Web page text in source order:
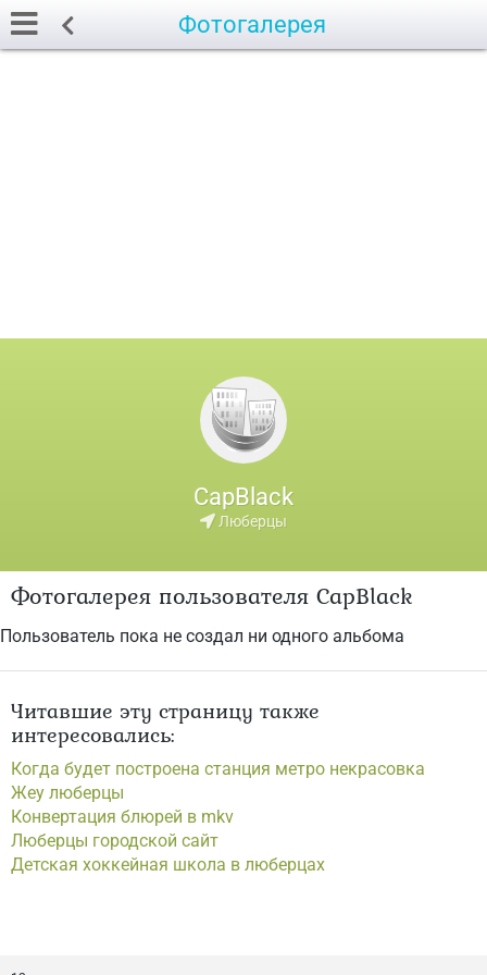
Фотогалерея
CapBlack
Люберцы
Фотогалерея пользователя CapBlack
Пользователь пока не создал ни одного альбома
Читавшие эту страницу также
интересовались:
Когда будет построена станция метро некрасовка
Жеу люберцы
Конвертация блюрей в mkv
Люберцы городской сайт
Детская хоккейная школа в люберцах